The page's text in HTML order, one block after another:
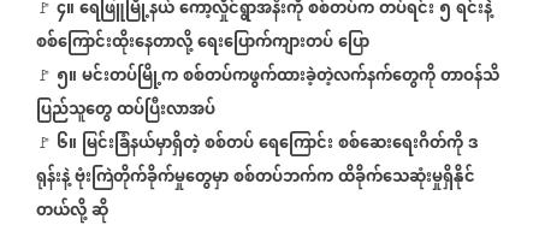
🚩 ၄။ရေဖြူမြို့နယ်ကော့လှိုင်ရွာအနီးကိုစစ်တပ်ကတပ်ရင်း ၅ရင်းနဲ့
စစ်ကြောင်းထိုးနေတာလို့ရေးပြောက်ကျားတပ်ပြော
🚩 ၅။မင်းတပ်မြို့ကစစ်တပ်ကဖွက်ထားခဲ့တဲ့လက်နက်တွေကိုတာဝန်သိ
ပြည်သူတွေထပ်ပြီးလာအပ်
🚩 ၆။ မြင်းခြံနယ်မှာရှိတဲ့စစ်တပ်ရေကြောင်းစစ်ဆေးရေးဂိတ်ကိုဒ
ရုန်းနဲ့ဗုံးကြဲတိုက်ခိုက်မှုတွေမှာစစ်တပ်ဘက်ကထိခိုက်သေဆုံးမှုရှိနိုင်
တယ်လို့ဆို